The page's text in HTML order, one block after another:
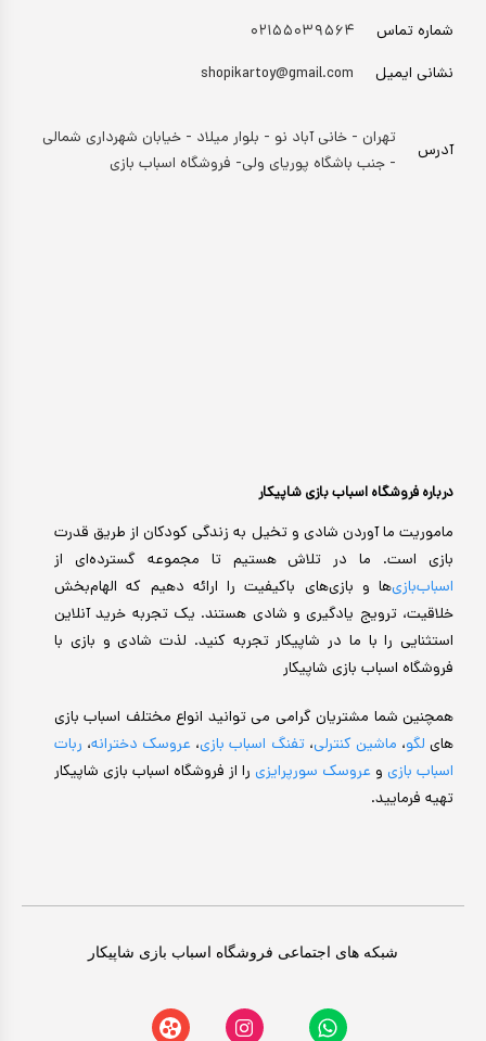
درباره فروشگاه اسباب بازی شاپیکار
ماموریت ما آوردن شادی و تخیل به زندگی کودکان از طریق قدرت
بازی است. ما در تلاش هستیم تا مجموعه گسترده‌ای از
اسباب‌بازی‌ها و بازی‌های باکیفیت را ارائه دهیم که الهام‌بخش
خلاقیت، ترویج یادگیری و شادی هستند. یک تجربه خرید آنلاین
استثنایی را با ما در شاپیکار تجربه کنید. لذت شادی و بازی با
فروشگاه اسباب بازی شاپیکار
همچنین شما مشتریان گرامی می توانید انواع مختلف اسباب بازی
های لگو، ماشین کنترلی،تفنگ اسباب بازی، عروسک دخترانه، ربات
اسباب بازی و عروسک سورپرایزی را از فروشگاه اسباب بازی شاپیکار
تهیه فرمایید.
شماره تماس
۰۲۱۵۵۰۳۹۵۶۴
نشانی ایمیل
shopikartoy@gmail.com
آدرس
تهران - خانی آباد نو - بلوار میلاد - خیابان شهرداری شمالی
- جنب باشگاه پوریای ولی- فروشگاه اسباب بازی
شبکه های اجتماعی فروشگاه اسباب بازی شاپیکار